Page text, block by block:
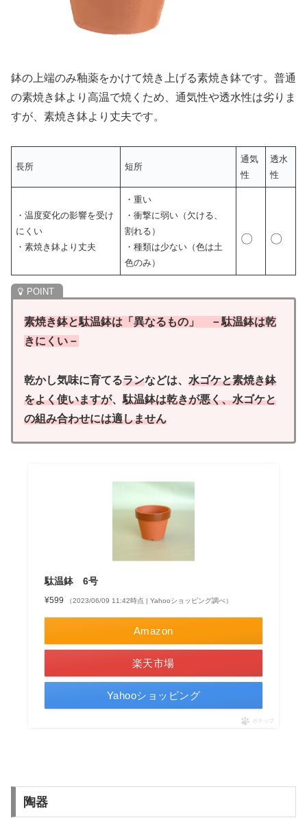
鉢の上端のみ釉薬をかけて焼き上げる素焼き鉢です。普通
の素焼き鉢より高温で焼くため、通気性や透水性は劣りま
すが、素焼き鉢より丈夫です。
長所 短所
通気
性
透水
性
・温度変化の影響を受け
にくい
・素焼き鉢より丈夫
・重い
・衝撃に弱い（欠ける、
割れる）
・種類は少ない（色は土
色のみ）
〇 〇
素焼き鉢と駄温鉢は「異なるもの」 －駄温鉢は乾
きにくい－
乾かし気味に育てるランなどは、 水ゴケと素焼き鉢
をよく使いますが、 駄温鉢は乾きが悪く、水ゴケと
の組み合わせには適しません
駄温鉢 6号
¥599 （2023/06/09 11:42時点 | Yahooショッピング調べ）
Amazon
楽天市場
Yahooショッピング
ポチップ
陶器